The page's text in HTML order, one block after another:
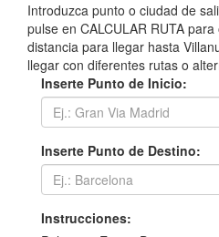
Introduzca punto o ciudad de
pulse en CALCULAR RUTA
distancia para llegar hasta
llegar con diferentes rutas o
Inserte Punto de Inicio:
Inserte Punto de Destino:
Instrucciones: